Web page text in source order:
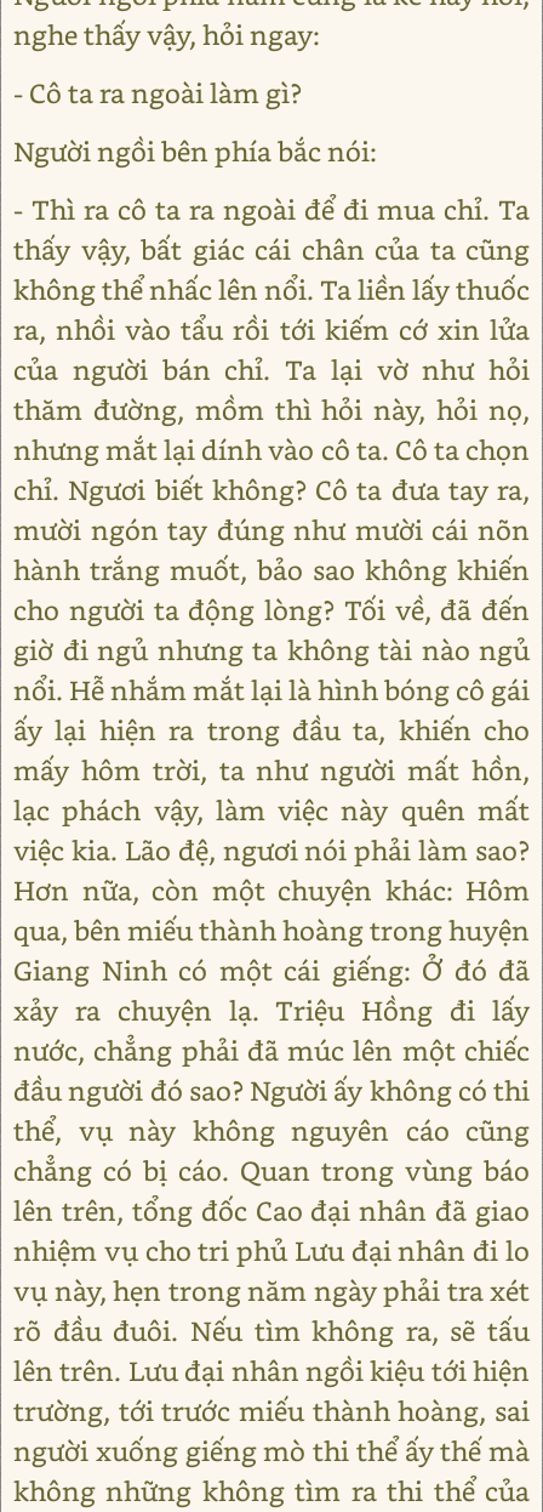
nghe thấy vậy, hỏi ngay:
- Cô ta ra ngoài làm gì?
Người ngồi bên phía bắc nói:
- Thì ra cô ta ra ngoài để đi mua chỉ. Ta
thấy vậy, bất giác cái chân của ta cũng
không thể nhấc lên nổi. Ta liền lấy thuốc
ra, nhồi vào tẩu rồi tới kiếm cớ xin lửa
của người bán chỉ. Ta lại vờ như hỏi
thăm đường, mồm thì hỏi này, hỏi nọ,
nhưng mắt lại dính vào cô ta. Cô ta chọn
chỉ. Ngươi biết không? Cô ta đưa tay ra,
mười ngón tay đúng như mười cái nõn
hành trắng muốt, bảo sao không khiến
cho người ta động lòng? Tối về, đã đến
giờ đi ngủ nhưng ta không tài nào ngủ
nổi. Hễ nhắm mắt lại là hình bóng cô gái
ấy lại hiện ra trong đầu ta, khiến cho
mấy hôm trời, ta như người mất hồn,
lạc phách vậy, làm việc này quên mất
việc kia. Lão đệ, ngươi nói phải làm sao?
Hơn nữa, còn một chuyện khác: Hôm
qua, bên miếu thành hoàng trong huyện
Giang Ninh có một cái giếng: Ở đó đã
xảy ra chuyện lạ. Triệu Hồng đi lấy
nước, chẳng phải đã múc lên một chiếc
đầu người đó sao? Người ấy không có thi
thể, vụ này không nguyên cáo cũng
chẳng có bị cáo. Quan trong vùng báo
lên trên, tổng đốc Cao đại nhân đã giao
nhiệm vụ cho tri phủ Lưu đại nhân đi lo
vụ này, hẹn trong năm ngày phải tra xét
rõ đầu đuôi. Nếu tìm không ra, sẽ tấu
lên trên. Lưu đại nhân ngồi kiệu tới hiện
trường, tới trước miếu thành hoàng, sai
người xuống giếng mò thi thể ấy thế mà
không những không tìm ra thi thể của